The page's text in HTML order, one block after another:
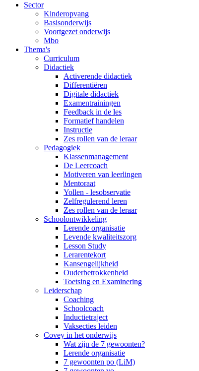
Sector
Kinderopvang
Basisonderwijs
Voortgezet onderwijs
Mbo
Thema's
Curriculum
Didactiek
Activerende didactiek
Differentiëren
Digitale didactiek
Examentrainingen
Feedback in de les
Formatief handelen
Instructie
Zes rollen van de leraar
Pedagogiek
Klassenmanagement
De Leercoach
Motiveren van leerlingen
Mentoraat
Yollen - lesobservatie
Zelfregulerend leren
Zes rollen van de leraar
Schoolontwikkeling
Lerende organisatie
Levende kwaliteitszorg
Lesson Study
Lerarentekort
Kansengelijkheid
Ouderbetrokkenheid
Toetsing en Examinering
Leiderschap
Coaching
Schoolcoach
Inductietraject
Vaksecties leiden
Covey in het onderwijs
Wat zijn de 7 gewoonten?
Lerende organisatie
7 gewoonten po (LiM)